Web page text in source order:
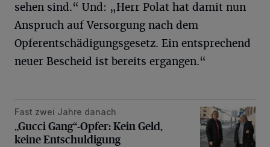
sehen sind.“ Und: „Herr Polat hat damit nun
Anspruch auf Versorgung nach dem
Opferentschädigungsgesetz. Ein entsprechend
neuer Bescheid ist bereits ergangen.“
„Gucci Gang“-Opfer: Kein Geld, keine Entschuldigung
Fast zwei Jahre danach
„Gucci Gang“-Opfer: Kein Geld,
keine Entschuldigung